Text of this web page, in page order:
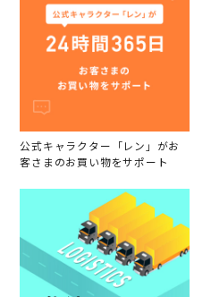
公式キャラクター「レン」がお
客さまのお買い物をサポート